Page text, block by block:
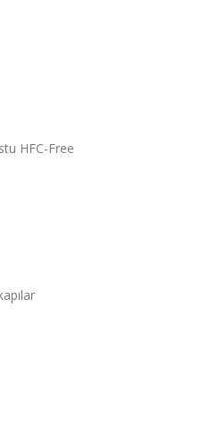
HFC-Free